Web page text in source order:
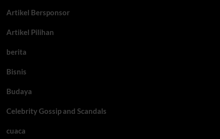
Artikel Bersponsor
Artikel Pilihan
berita
Bisnis
Budaya
Celebrity Gossip and Scandals
cuaca